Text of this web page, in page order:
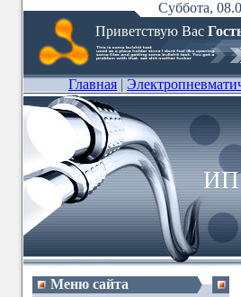
Суббота,
Приветствую Вас
Главная |
ИП
Меню сайта